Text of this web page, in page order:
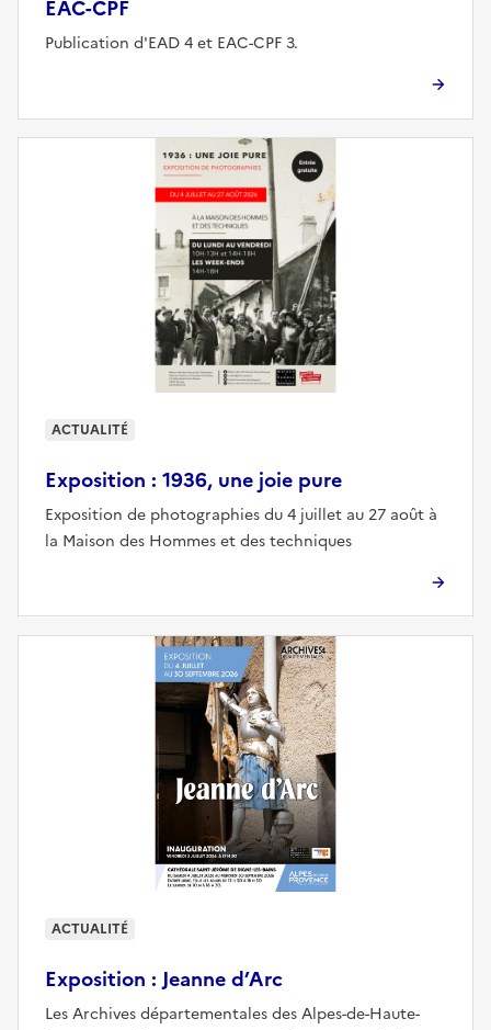
EAC-CPF
Publication d'EAD 4 et EAC-CPF 3.
Exposition : 1936, une joie pure
Exposition de photographies du 4 juillet au 27 août à
la Maison des Hommes et des techniques
ACTUALITÉ
Exposition : Jeanne d’Arc
Les Archives départementales des Alpes-de-Haute-
ACTUALITÉ